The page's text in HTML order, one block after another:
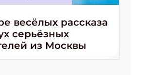
весёлых рассказа
серьёзных
из Москвы